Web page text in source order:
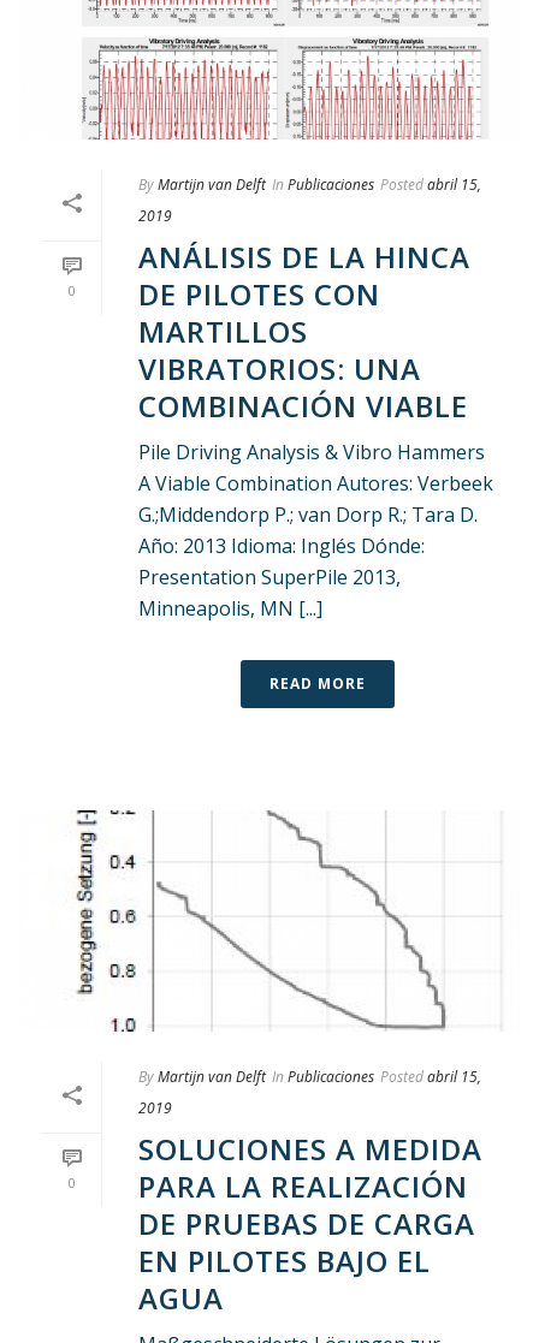
0
ByMartijn van Delft In Publicaciones Postedabril 15,
2019
ANÁLISIS DE LA HINCA
DE PILOTES CON
MARTILLOS
VIBRATORIOS: UNA
COMBINACIÓN VIABLE
Pile Driving Analysis & Vibro Hammers
A Viable Combination Autores: Verbeek
G.;Middendorp P.; van Dorp R.; Tara D.
Año: 2013 Idioma: Inglés Dónde:
Presentation SuperPile 2013,
Minneapolis, MN [...]
READ MORE
0
ByMartijn van Delft In Publicaciones Postedabril 15,
2019
SOLUCIONES A MEDIDA
PARA LA REALIZACIÓN
DE PRUEBAS DE CARGA
EN PILOTES BAJO EL
AGUA